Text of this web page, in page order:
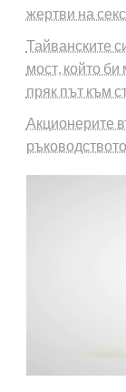
жертви на
Тайванските
мост, който
пряк път към
Акционерите